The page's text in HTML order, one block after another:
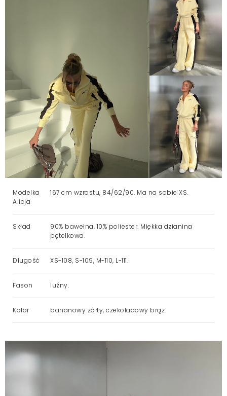
Modelka
Alicja
167 cm wzrostu, 84/62/90. Ma na sobie XS.
Skład
90% bawełna, 10% poliester. Miękka dzianina
pętelkowa.
Długość XS-108, S-109, M-110, L-111.
Fason luźny.
Kolor bananowy żółty, czekoladowy brąz.